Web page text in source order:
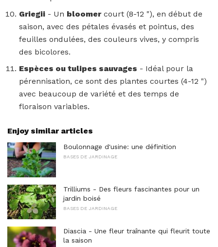
Griegii - Un bloomercourt (8-12 "), en début de
saison, avec des pétales évasés et pointus, des
feuilles ondulées, des couleurs vives, y compris
des bicolores.
Espèces ou tulipes sauvages - Idéal pour la
pérennisation, ce sont des plantes courtes (4-12 ")
avec beaucoup de variété et des temps de
floraison variables.
Enjoy similar articles
Boulonnage d'usine: une définition
BASES DE JARDINAGE
Trilliums - Des fleurs fascinantes pour un
jardin boisé
BASES DE JARDINAGE
Diascia - Une fleur traînante qui fleurit toute
la saison